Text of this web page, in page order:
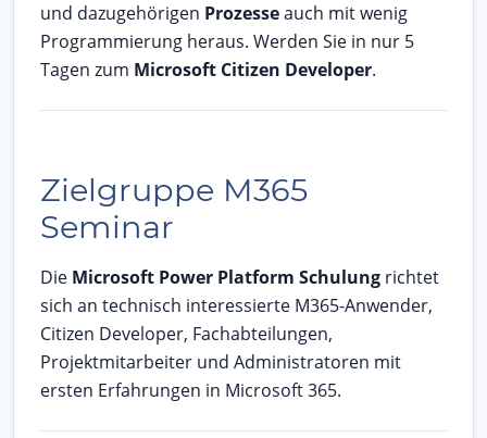
und dazugehörigen Prozesseauch mit wenig
Programmierung heraus. Werden Sie in nur 5
Tagen zum Microsoft Citizen Developer.
Zielgruppe M365
Seminar
Die Microsoft Power Platform Schulung richtet
sich an technisch interessierte M365-Anwender,
Citizen Developer, Fachabteilungen,
Projektmitarbeiter und Administratoren mit
ersten Erfahrungen in Microsoft 365.